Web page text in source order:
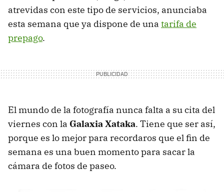
atrevidas con este tipo de servicios, anunciaba
esta semana que ya dispone de una tarifa de
prepago.
El mundo de la fotografía nunca falta a su cita del
viernes con la Galaxia Xataka. Tiene que ser así,
porque es lo mejor para recordaros que el fin de
semana es una buen momento para sacar la
cámara de fotos de paseo.